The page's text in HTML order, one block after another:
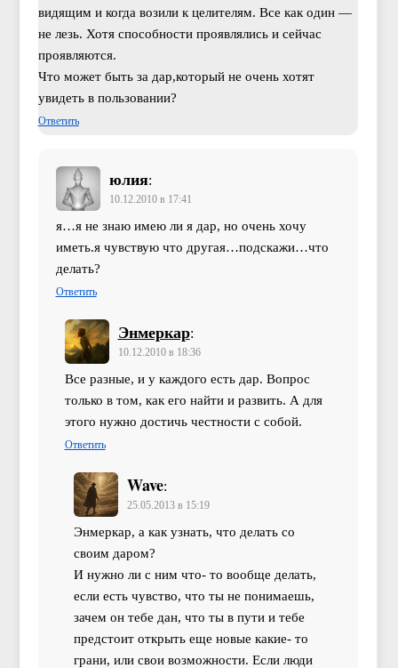
видящим и когда возили к целителям. Все как один —
не лезь. Хотя способности проявлялись и сейчас
проявляются.
Что может быть за дар,который не очень хотят
увидеть в пользовании?
Ответить
юлия:
10.12.2010 в 17:41
я…я не знаю имею ли я дар, но очень хочу
иметь.я чувствую что другая…подскажи…что
делать?
Ответить
Энмеркар:
10.12.2010 в 18:36
Все разные, и у каждого есть дар. Вопрос
только в том, как его найти и развить. А для
этого нужно достичь честности с собой.
Ответить
Wave:
25.05.2013 в 15:19
Энмеркар, а как узнать, что делать со
своим даром?
И нужно ли с ним что- то вообще делать,
если есть чувство, что ты не понимаешь,
зачем он тебе дан, что ты в пути и тебе
предстоит открыть еще новые какие- то
грани, или свои возможности. Если люди